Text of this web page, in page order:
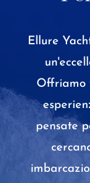
Ellure
Offriamo
pensate